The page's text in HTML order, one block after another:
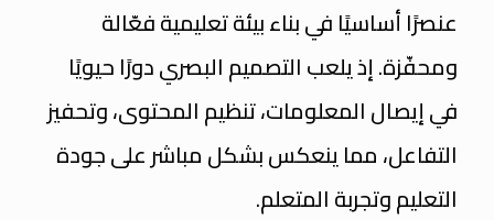
عنصرًا أساسيًا في بناء بيئة تعليمية فعّالة
ومحفّزة. إذ يلعب التصميم البصري دورًا حيويًا
في إيصال المعلومات، تنظيم المحتوى، وتحفيز
التفاعل، مما ينعكس بشكل مباشر على جودة
التعليم وتجربة المتعلم.